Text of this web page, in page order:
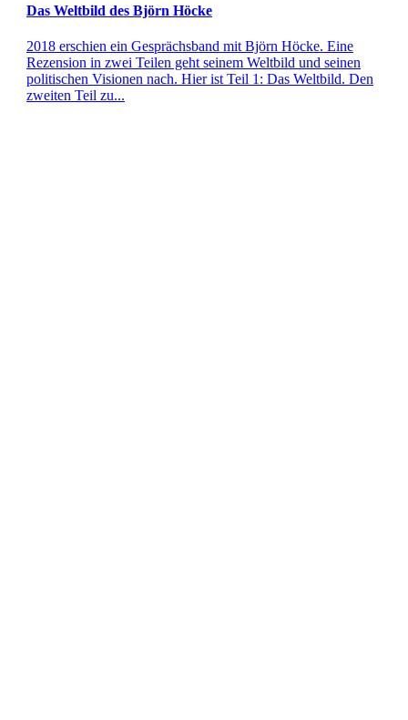
Das Welt­bild des Björn Höcke
2018 erschien ein Gesprächs­band mit Björn Höcke. Eine
Rezen­sion in zwei Teilen geht seinem Welt­bild und seinen
poli­ti­schen Visio­nen nach. Hier ist Teil 1: Das Welt­bild. Den
zweiten Teil zu...